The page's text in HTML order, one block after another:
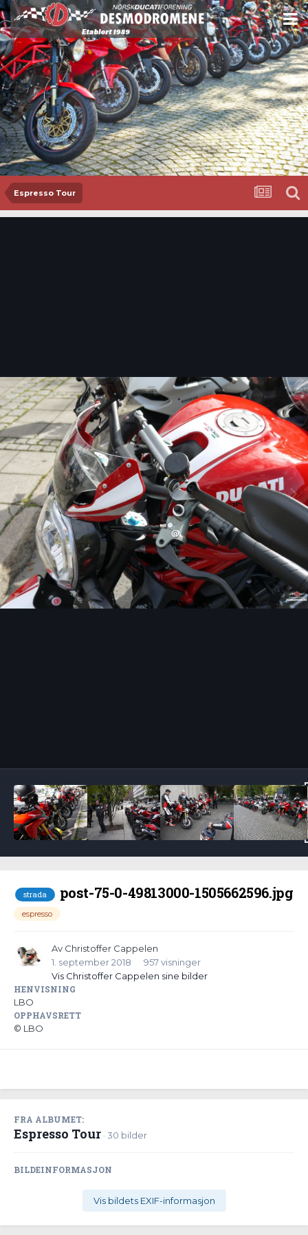
Espresso Tour
strada post-75-0-49813000-1505662596.jpg
espresso
Av Christoffer Cappelen
1. september 2018
957 visninger
Vis Christoffer Cappelen sine bilder
HENVISNING
LBO
OPPHAVSRETT
© LBO
FRA ALBUMET:
Espresso Tour · 30 bilder
BILDEINFORMASJON
Vis bildets EXIF-informasjon